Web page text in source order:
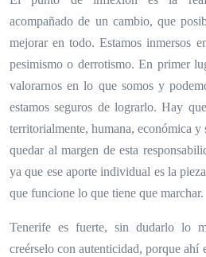
acompañado de un cambio, que
mejorar en todo. Estamos inmersos
pesimismo o derrotismo. En primer
valorarnos en lo que somos y
estamos seguros de lograrlo. Hay
territorialmente, humana, económica y
quedar al margen de esta
ya que ese aporte individual es la
que funcione lo que tiene que marchar.
Tenerife es fuerte, sin dudarlo lo
creérselo con autenticidad, porque ahí